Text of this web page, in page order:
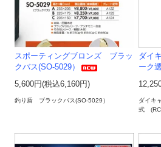
スポーティングブロンズ ブラッ
クバス(SO-5029）
5,600円(税込6,160円)
釣り盾 ブラックバス(SO-5029）
ダイ
ーク
ダイキ
式